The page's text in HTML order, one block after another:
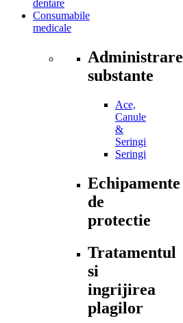
dentare
Consumabile
medicale
Administrare
substante
Ace,
Canule
&
Seringi
Seringi
Echipamente
de
protectie
Tratamentul
si
ingrijirea
plagilor